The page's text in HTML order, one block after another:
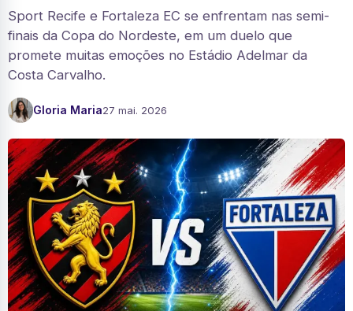
Sport Recife e Fortaleza EC se enfrentam nas semi-
finais da Copa do Nordeste, em um duelo que
promete muitas emoções no Estádio Adelmar da
Costa Carvalho.
Gloria Maria27 mai. 2026